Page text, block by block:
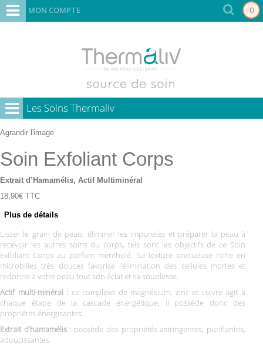
MON COMPTE 0
Les Soins Thermaliv
Agrandir l'image
Soin Exfoliant Corps
Extrait d’Hamamélis, Actif Multiminéral
18,90€ TTC
Plus de détails
Lisser le grain de peau, éliminer les impuretés et préparer la peau à
recevoir les autres soins du corps, tels sont les objectifs de ce Soin
Exfoliant Corps au parfum mentholé. Sa texture onctueuse riche en
microbilles très douces favorise l’élimination des cellules mortes et
redonne à votre peau tout son éclat et sa souplesse.
Actif multi-minéral : ce complexe de magnésium, zinc et cuivre agit à
chaque étape de la cascade énergétique, il possède donc des
propriétés énergisantes.
Extrait d’hamamélis : possède des propriétés astringentes, purifiantes,
adoucissantes.